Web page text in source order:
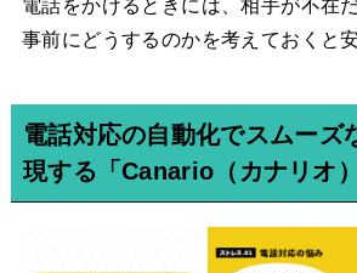
電話をかけるときには、相手が不在
事前にどうするのかを考えておくと安
電話対応の自動化でスムーズ
現する「Canario（カナリオ）